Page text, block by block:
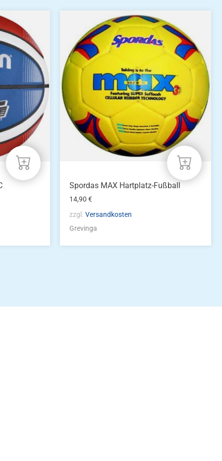
Spordas MAX Hartplatz-Fußball
14,90€
zzgl.Versandkosten
Grevinga